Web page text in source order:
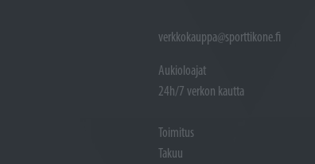
verkkokauppa@sporttikone.fi
Aukioloajat
24h/7 verkon kautta
Toimitus
Takuu